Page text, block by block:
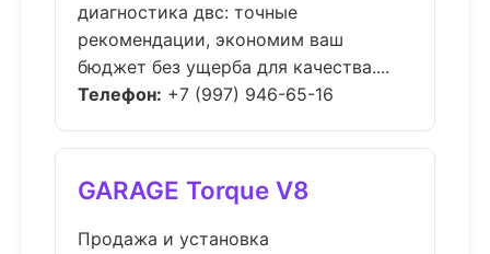
диагностика двс: точные
рекомендации, экономим ваш
бюджет без ущерба для качества....
Телефон: +7 (997) 946-65-16
GARAGE Torque V8
Продажа и установка